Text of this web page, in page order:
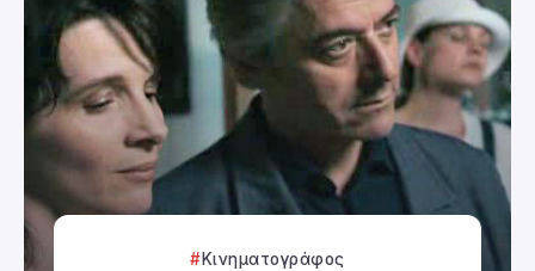
Κινηματογράφος